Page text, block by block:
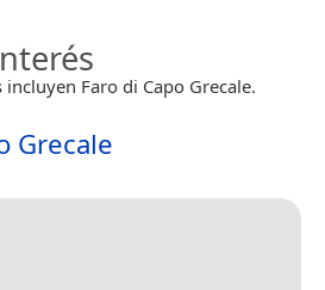
Faro di Capo Grecale.
Grecale